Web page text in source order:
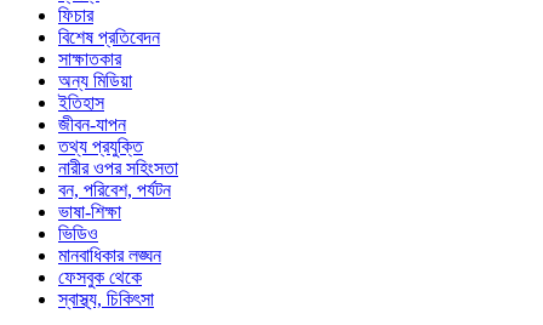
ফিচার
বিশেষ প্রতিবেদন
সাক্ষাতকার
অন্য মিডিয়া
ইতিহাস
জীবন-যাপন
তথ্য প্রযুক্তি
নারীর ওপর সহিংসতা
বন, পরিবেশ, পর্যটন
ভাষা-শিক্ষা
ভিডিও
মানবাধিকার লঙ্ঘন
ফেসবুক থেকে
স্বাস্থ্য, চিকিৎসা